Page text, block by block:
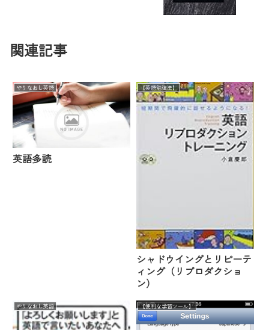
関連記事
やりなおし英語
英語多読
【英語勉強法】
シャドウイングとリピーテ
ィング（リプロダクショ
ン）
やりなおし英語 【便利な学習ツール】